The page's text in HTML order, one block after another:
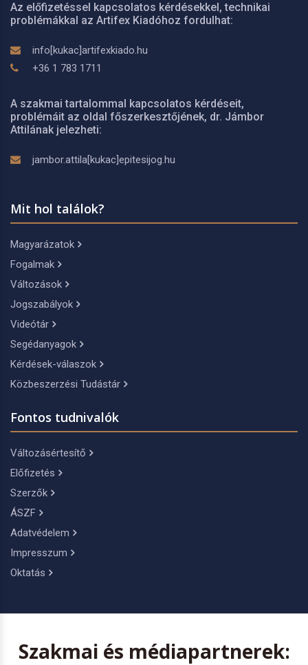
Az előfizetéssel kapcsolatos kérdésekkel, technikai
problémákkal az Artifex Kiadóhoz fordulhat:
info[kukac]artifexkiado.hu
+36 1 783 1711
A szakmai tartalommal kapcsolatos kérdéseit,
problémáit az oldal főszerkesztőjének, dr. Jámbor
Attilának jelezheti:
jambor.attila[kukac]epitesijog.hu
Mit hol találok?
Magyarázatok
Fogalmak
Változások
Jogszabályok
Videótár
Segédanyagok
Kérdések-válaszok
Közbeszerzési Tudástár
Fontos tudnivalók
Változásértesítő
Előfizetés
Szerzők
ÁSZF
Adatvédelem
Impresszum
Oktatás
Szakmai és médiapartnerek: